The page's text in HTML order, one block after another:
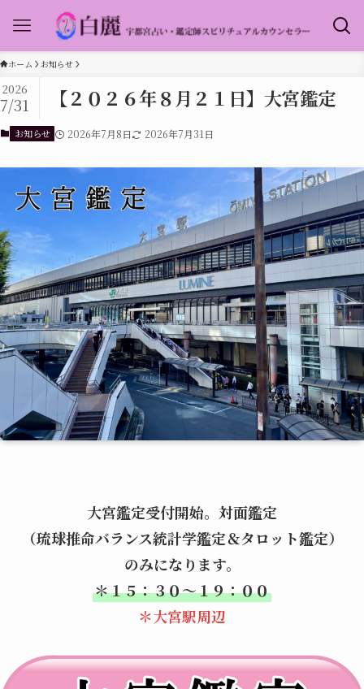
ホーム お知らせ
【２０２６年８月２１日】大宮鑑定
2026
7/31
お知らせ 2026年7月8日 2026年7月31日
大宮鑑定受付開始。対面鑑定
（琉球推命バランス統計学鑑定＆タロット鑑定）
のみになります。
＊１５：３０～１９：００
＊大宮駅周辺